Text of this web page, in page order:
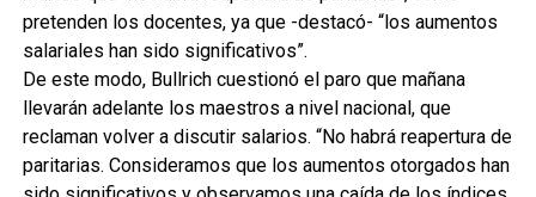
pretenden los docentes, ya que -destacó- “los aumentos
salariales han sido significativos”.
De este modo, Bullrich cuestionó el paro que mañana
llevarán adelante los maestros a nivel nacional, que
reclaman volver a discutir salarios. “No habrá reapertura de
paritarias. Consideramos que los aumentos otorgados han